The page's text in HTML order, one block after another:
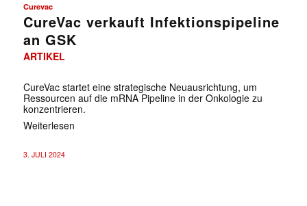
Curevac
CureVac verkauft Infektionspipeline
an GSK
ARTIKEL
CureVac startet eine strategische Neuausrichtung, um
Ressourcen auf die mRNA Pipeline in der Onkologie zu
konzentrieren.
Weiterlesen
3. JULI 2024